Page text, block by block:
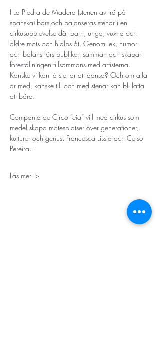
I La Piedra de Madera (stenen av trä på
spanska) bärs och balanseras stenar i en
cirkusupplevelse där barn, unga, vuxna och
äldre möts och hjälps åt. Genom lek, humor
och balans förs publiken samman och skapar
föreställningen tillsammans med artisterna.
Kanske vi kan få stenar att dansa? Och om alla
är med, kanske till och med stenar kan bli lätta
att bära.
Compania de Circo “eia” vill med cirkus som
medel skapa mötesplatser över generationer,
kulturer och genus. Francesca Lissia och Celso
Pereira…
Läs mer ->